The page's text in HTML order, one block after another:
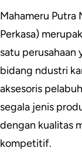
Mahameru Putra
Perkasa)
satu perusahaan
bidang ndustri
aksesoris
segala jenis
dengan kualitas
kompetitif.